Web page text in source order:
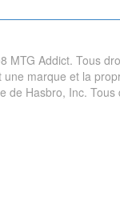
MTG Addict. Tous
une marque et la
de Hasbro, Inc. Tous